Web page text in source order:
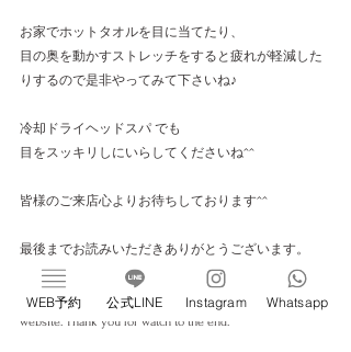
お家でホットタオルを目に当てたり、
目の奥を動かすストレッチをすると疲れが軽減した
りするので是非やってみて下さいね♪
冷却ドライヘッドスパ でも
目をスッキリしにいらしてくださいね^^
皆様のご来店心よりお待ちしております^^
最後までお読みいただきありがとうございます。
If you near me, please contact us. you can get whatsupp in
website. Thank you for watch to the end.
WEB予約 公式LINE Instagram Whatsapp